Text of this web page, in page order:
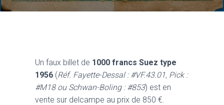
Un faux billet de 1000 francs Suez type
1956 (Réf. Fayette-Dessal : #VF.43.01, Pick :
#M18 ou Schwan-Boling : #853) est en
vente sur delcampe au prix de 850 €.